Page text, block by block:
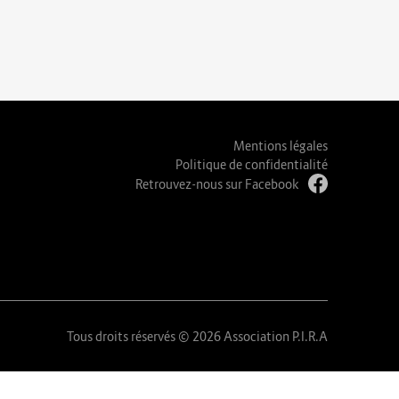
Mentions légales
Politique de confidentialité
Retrouvez-nous sur Facebook
Tous droits réservés © 2026 Association P.I.R.A